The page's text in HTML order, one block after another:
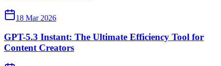
18 Mar 2026
GPT-5.3 Instant: The Ultimate Efficiency Tool for
Content Creators